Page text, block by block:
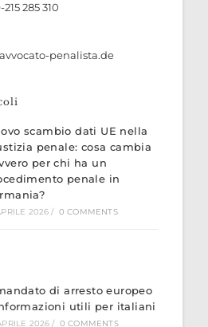
285 310
penalista.deOpens
scambio dati UE nella
penale: cosa cambia
per chi ha un
penale in
2026 / 0 COMMENTS
di arresto europeo
utili per italiani
2026 / 0 COMMENTS